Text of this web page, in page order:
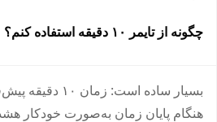
چگونه از تایمر ۱۰ دقیقه استفاده کنم؟
هنگام پایان زمان به‌صورت خودکار